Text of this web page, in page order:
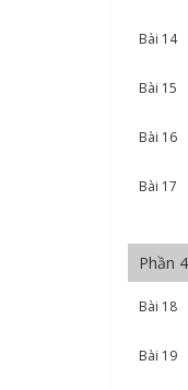
Bài 14
Bài 15
Bài 16
Bài 17
Phần
Bài 18
Bài 19